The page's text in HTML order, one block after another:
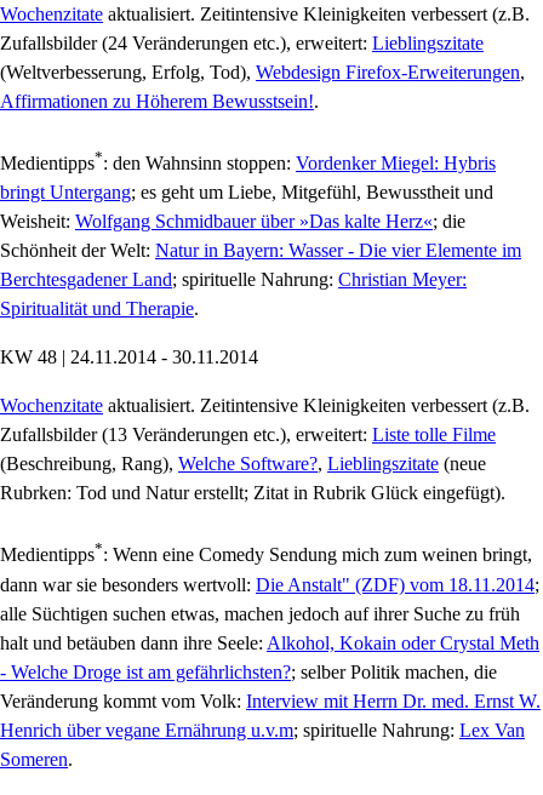
Wochenzitate aktualisiert. Zeitintensive Kleinigkeiten verbessert (z.B.
Zufallsbilder (24 Veränderungen etc.), erweitert: Lieblingszitate
(Weltverbesserung, Erfolg, Tod), Webdesign Firefox-Erweiterungen,
Affirmationen zu Höherem Bewusstsein!.
Medientipps*: den Wahnsinn stoppen: Vordenker Miegel: Hybris
bringt Untergang; es geht um Liebe, Mitgefühl, Bewusstheit und
Weisheit: Wolfgang Schmidbauer über »Das kalte Herz«; die
Schönheit der Welt: Natur in Bayern: Wasser - Die vier Elemente im
Berchtesgadener Land; spirituelle Nahrung: Christian Meyer:
Spiritualität und Therapie.
KW 48 | 24.11.2014 - 30.11.2014
Wochenzitate aktualisiert. Zeitintensive Kleinigkeiten verbessert (z.B.
Zufallsbilder (13 Veränderungen etc.), erweitert: Liste tolle Filme
(Beschreibung, Rang), Welche Software?, Lieblingszitate (neue
Rubrken: Tod und Natur erstellt; Zitat in Rubrik Glück eingefügt).
Medientipps*: Wenn eine Comedy Sendung mich zum weinen bringt,
dann war sie besonders wertvoll: Die Anstalt" (ZDF) vom 18.11.2014;
alle Süchtigen suchen etwas, machen jedoch auf ihrer Suche zu früh
halt und betäuben dann ihre Seele: Alkohol, Kokain oder Crystal Meth
- Welche Droge ist am gefährlichsten?; selber Politik machen, die
Veränderung kommt vom Volk: Interview mit Herrn Dr. med. Ernst W.
Henrich über vegane Ernährung u.v.m; spirituelle Nahrung: Lex Van
Someren.